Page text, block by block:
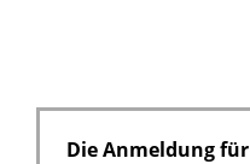
Die Anmeldung